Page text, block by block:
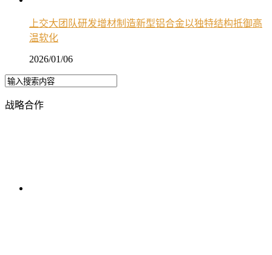
上交大团队研发增材制造新型铝合金以独特结构抵御高
温软化
2026/01/06
战略合作